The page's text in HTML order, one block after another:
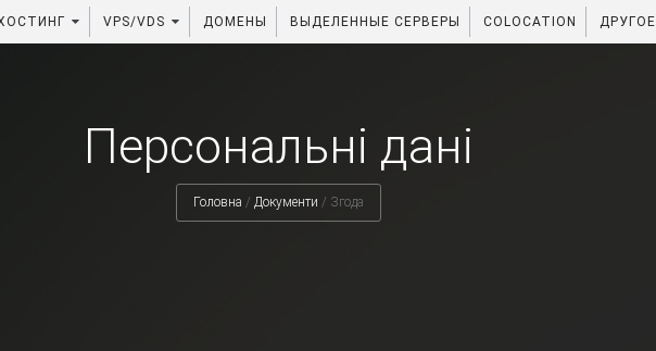
VPS/VDS ДОМЕНЫ ВЫДЕЛЕННЫЕ СЕРВЕРЫ COLOCATION ДРУГОЕ
Персональні дані
Головна / Документи / Згода